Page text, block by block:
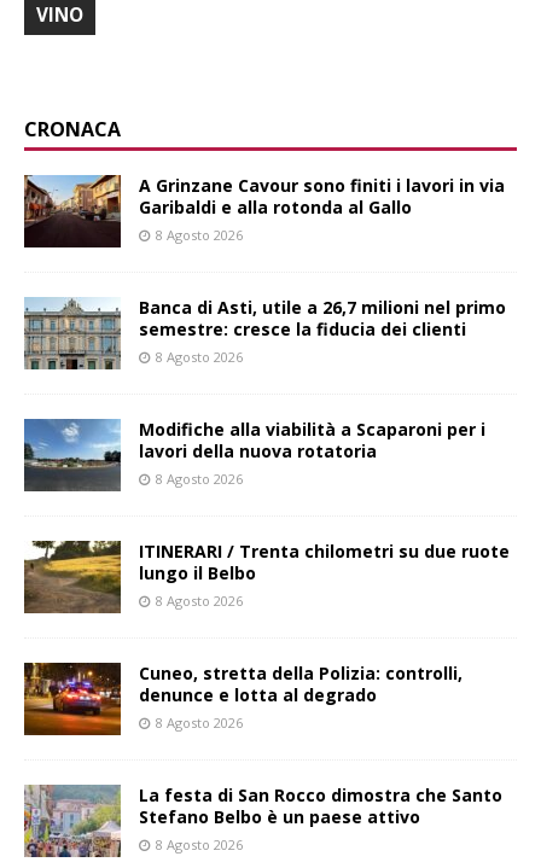
VINO
CRONACA
A Grinzane Cavour sono finiti i lavori in via
Garibaldi e alla rotonda al Gallo
8 Agosto 2026
Banca di Asti, utile a 26,7 milioni nel primo
semestre: cresce la fiducia dei clienti
8 Agosto 2026
Modifiche alla viabilità a Scaparoni per i
lavori della nuova rotatoria
8 Agosto 2026
ITINERARI / Trenta chilometri su due ruote
lungo il Belbo
8 Agosto 2026
Cuneo, stretta della Polizia: controlli,
denunce e lotta al degrado
8 Agosto 2026
La festa di San Rocco dimostra che Santo
Stefano Belbo è un paese attivo
8 Agosto 2026